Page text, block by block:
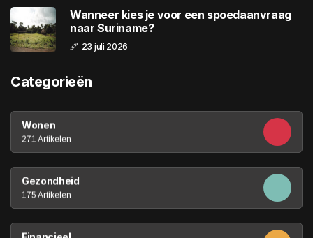
Wanneer kies je voor een spoedaanvraag
naar Suriname?
23 juli 2026
Categorieën
Wonen
271 Artikelen
Gezondheid
175 Artikelen